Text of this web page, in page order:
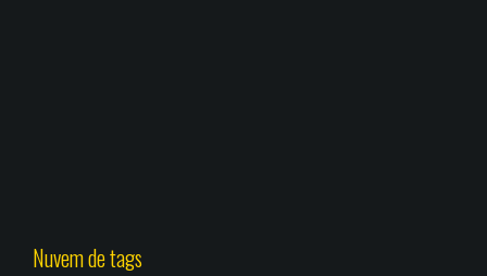
Nuvem de tags